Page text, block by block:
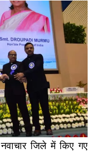
जिले में किए गए